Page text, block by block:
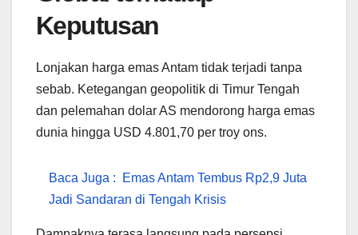
Keputusan
Lonjakan harga emas Antam tidak terjadi tanpa
sebab. Ketegangan geopolitik di Timur Tengah
dan pelemahan dolar AS mendorong harga emas
dunia hingga USD 4.801,70 per troy ons.
Baca Juga :
Emas Antam Tembus Rp2,9 Juta
Jadi Sandaran di Tengah Krisis